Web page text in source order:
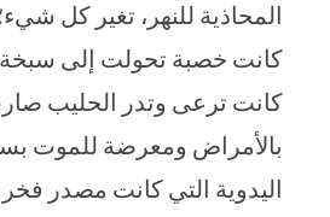
المحاذية للنهر، تغير كل
كانت خصبة تحولت إلى
كانت ترعى وتدر الحليب
بالأمراض ومعرضة للموت
اليدوية التي كانت مصدر